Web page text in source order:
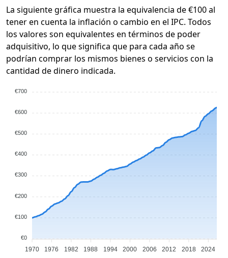
La siguiente gráfica muestra la equivalencia de €100 al
tener en cuenta la inflación o cambio en el IPC. Todos
los valores son equivalentes en términos de poder
adquisitivo, lo que significa que para cada año se
podrían comprar los mismos bienes o servicios con la
cantidad de dinero indicada.
€700
€600
€500
€400
€300
€200
€100
€0
1970 1976 1982 1988 1994 2000 2006 2012 2018 2024